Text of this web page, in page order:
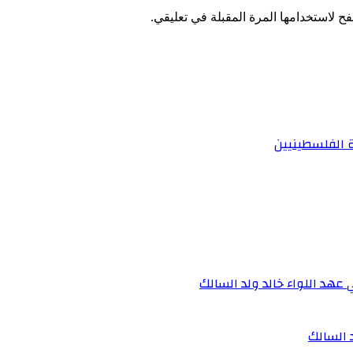
لاستخدامها المرة المقبلة في تعليقي.
الفلسطينيين
اللواء خالد ولد السالك
السالك